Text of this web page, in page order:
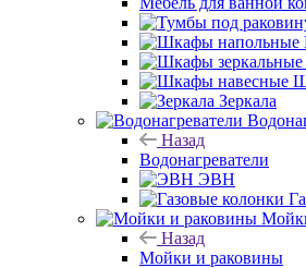
Зеркала
Назад
Водонагреватели
ЭВН
Назад
Мойки и раковины